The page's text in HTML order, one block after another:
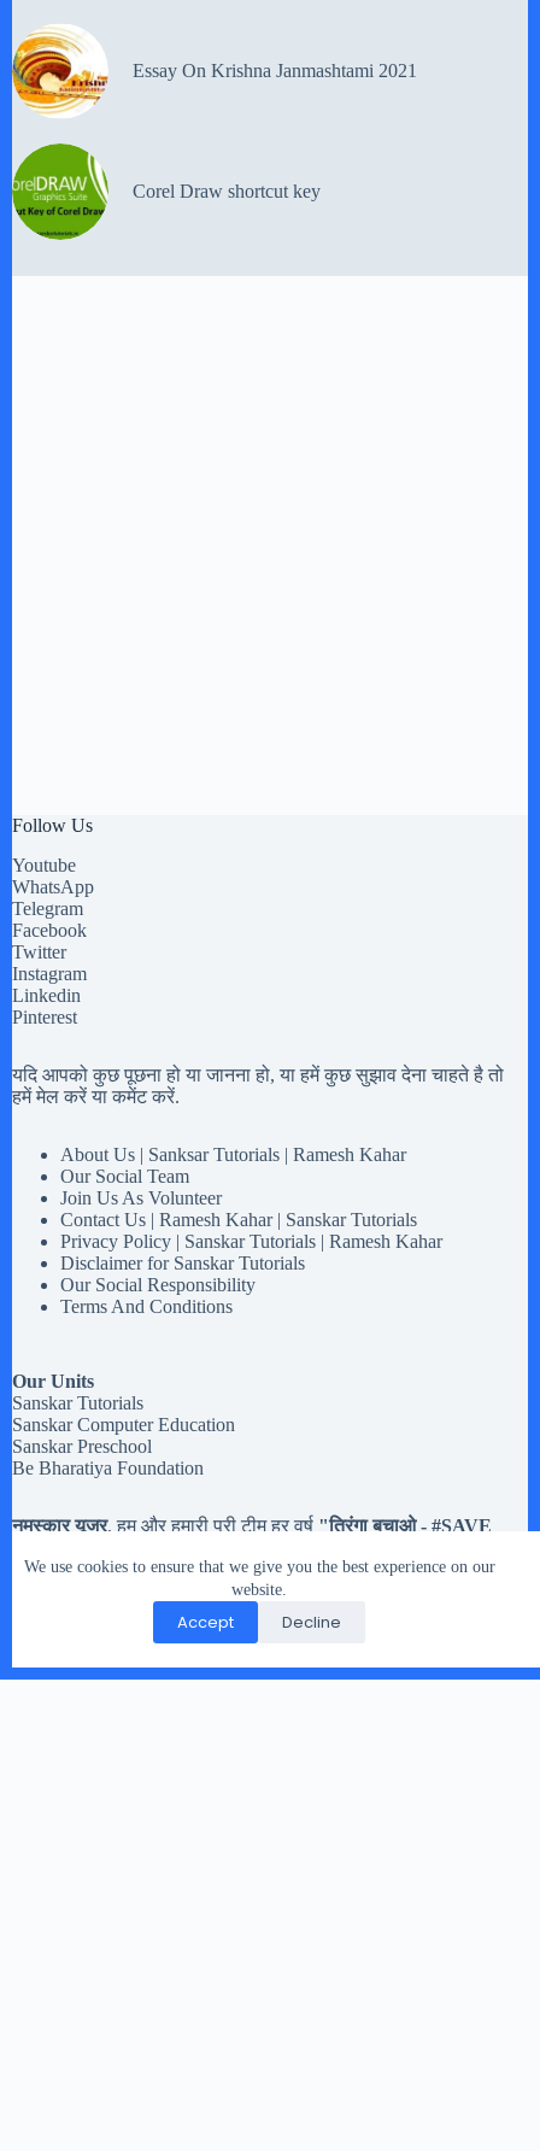
We use cookies to ensure that we give you the best experience on our
website.
Accept Decline
Essay On Krishna Janmashtami 2021
Corel Draw shortcut key
Follow Us
Youtube
WhatsApp
Telegram
Facebook
Twitter
Instagram
Linkedin
Pinterest
यदि आपको कुछ पूछना हो या जानना हो, या हमें कुछ सुझाव देना चाहते है तो
हमें मेल करें या कमेंट करें.
About Us | Sanksar Tutorials | Ramesh Kahar
Our Social Team
Join Us As Volunteer
Contact Us | Ramesh Kahar | Sanskar Tutorials
Privacy Policy | Sanskar Tutorials | Ramesh Kahar
Disclaimer for Sanskar Tutorials
Our Social Responsibility
Terms And Conditions
Our Units
Sanskar Tutorials
Sanskar Computer Education
Sanskar Preschool
Be Bharatiya Foundation
नमस्कार यूजर, हम और हमारी पूरी टीम हर वर्ष "तिरंगा बचाओ - #SAVE
तिरंगे झंडे इकट्टा किये है. मतलब यह की यदि आपको१५ अगस्त और २६
जनवरी या किसी भी राष्ट्रिय त्यौहारमें इस्तेमाल होने वाले तिरंगे झंडे रास्ते
पर गिरे मिले, या आप के पास हो पर उसे संभालकर नहीं रख नहीं सकते तो
आप हमारे दिए पते पर भेज सकते है.